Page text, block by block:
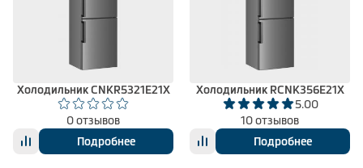
Холодильник CNKR5321E21X
0 отзывов
Подробнее
Холодильник RCNK356E21X
5.00
10 отзывов
Подробнее